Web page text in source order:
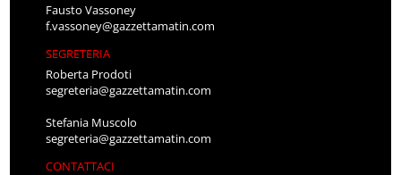
Fausto Vassoney
f.vassoney@gazzettamatin.com
SEGRETERIA
Roberta Prodoti
segreteria@gazzettamatin.com
Stefania Muscolo
segreteria@gazzettamatin.com
CONTATTACI